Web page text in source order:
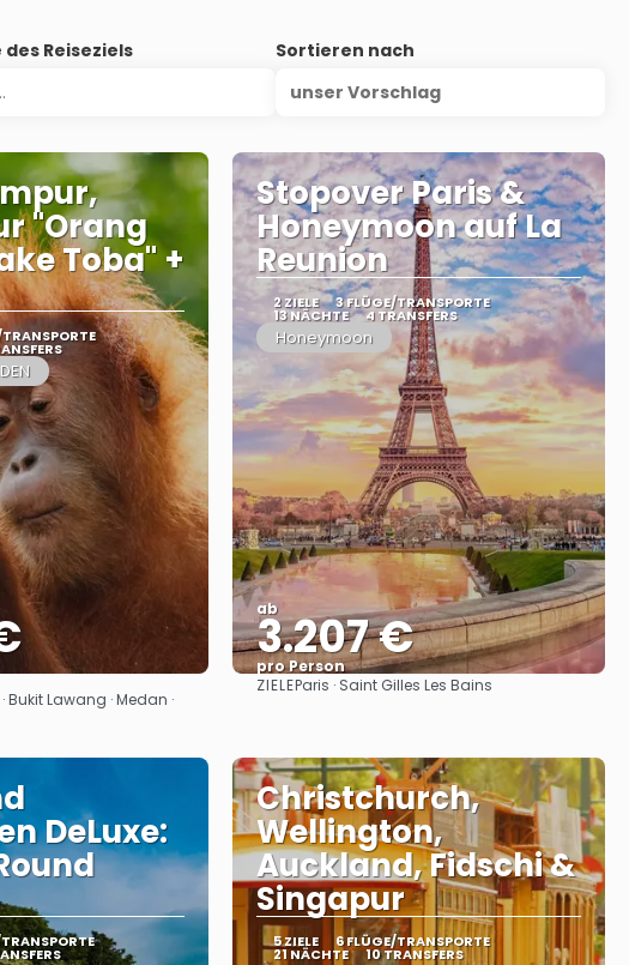
des Reiseziels
Sortieren nach
unser Vorschlag
"Orang
Toba" +
Bukit Lawang · Medan ·
Stopover Paris &
Honeymoon auf La
Reunion
2 ZIELE 3 FLÜGE/TRANSPORTE
13 NÄCHTE 4 TRANSFERS
Honeymoon
ab
3.207 €
pro Person
Sehen
ZIELEParis · Saint Gilles Les Bains
DeLuxe:
Christchurch,
Wellington,
Auckland, Fidschi &
Singapur
5 ZIELE 6 FLÜGE/TRANSPORTE
21 NÄCHTE 10 TRANSFERS